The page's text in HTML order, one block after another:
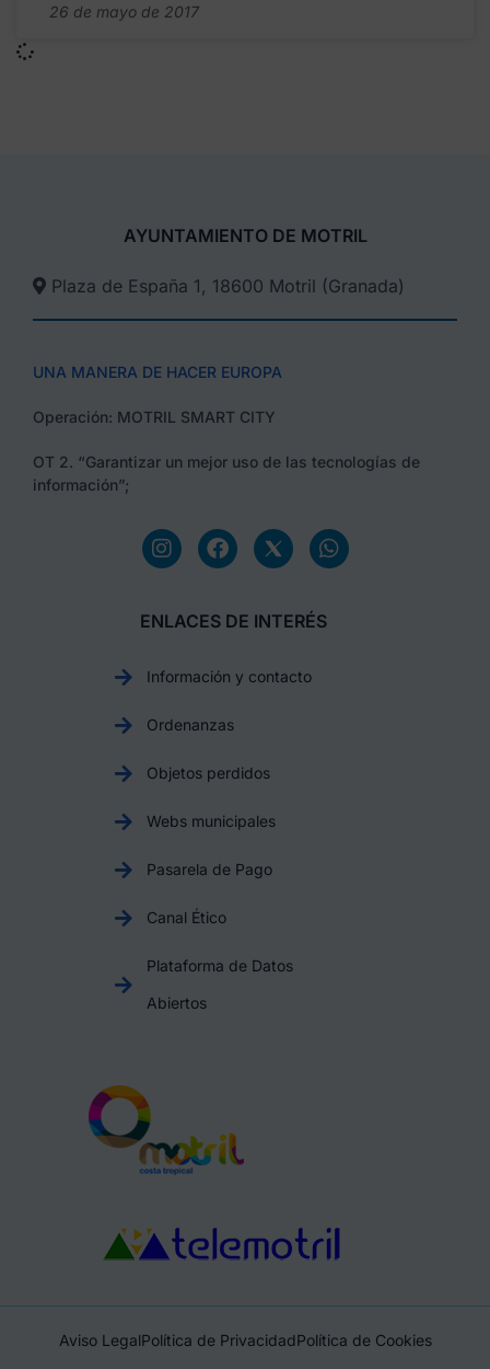
26 de mayo de 2017
AYUNTAMIENTO DE MOTRIL
Plaza de España 1, 18600 Motril (Granada)​
UNA MANERA DE HACER EUROPA
Operación: MOTRIL SMART CITY
OT 2. “Garantizar un mejor uso de las tecnologías de
información”;
ENLACES DE INTERÉS
Información y contacto
Ordenanzas
Objetos perdidos
Webs municipales
Pasarela de Pago
Canal Ético
Plataforma de Datos
Abiertos
Aviso LegalPolítica de PrivacidadPolítica de Cookies